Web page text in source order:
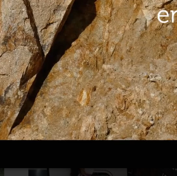
Copasa, Cosfesa y Neopul
mantenimiento de la LAV
31-07-2022